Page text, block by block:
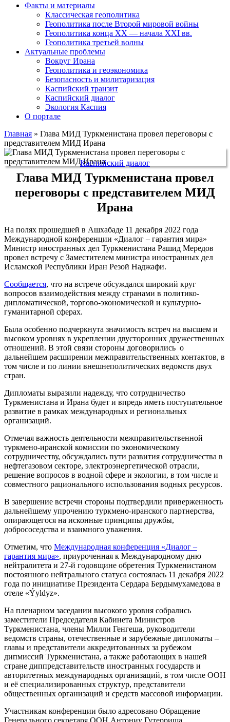
Факты и материалы
Классическая геополитика
Геополитика после Второй мировой войны
Геополитика конца XX — начала XXI вв.
Геополитика третьей волны
Актуальные проблемы
Вокруг Ирана
Геополитика и геоэкономика
Безопасность и милитаризация
Каспийский транзит
Каспийский диалог
Экология Каспия
О портале
Главная » Глава МИД Туркменистана провел переговоры с
представителем МИД Ирана
Каспийский диалог
Глава МИД Туркменистана провел
переговоры с представителем МИД
Ирана
На полях прошедшей в Ашхабаде 11 декабря 2022 года
Международной конференции «Диалог – гарантия мира»
Министр иностранных дел Туркменистана Рашид Мередов
провел встречу с Заместителем министра иностранных дел
Исламской Республики Иран Резой Наджафи.
Сообщается, что на встрече обсуждался широкий круг
вопросов взаимодействия между странами в политико-
дипломатической, торгово-экономической и культурно-
гуманитарной сферах.
Была особенно подчеркнута значимость встреч на высшем и
высоком уровнях в укреплении двусторонних дружественных
отношений. В этой связи стороны договорились о
дальнейшем расширении межправительственных контактов, в
том числе и по линии внешнеполитических ведомств двух
стран.
Дипломаты выразили надежду, что сотрудничество
Туркменистана и Ирана будет и впредь иметь поступательное
развитие в рамках международных и региональных
организаций.
Отмечая важность деятельности межправительственной
туркмено-иранской комиссии по экономическому
сотрудничеству, обсуждались пути развития сотрудничества в
нефтегазовом секторе, электроэнергетической отрасли,
решение вопросов в водной сфере и экологии, в том числе и
совместного рационального использования водных ресурсов.
В завершение встречи стороны подтвердили приверженность
дальнейшему упрочению туркмено-иранского партнерства,
опирающегося на исконные принципы дружбы,
добрососедства и взаимного уважения.
Отметим, что Международная конференция «Диалог –
гарантия мира», приуроченная к Международному дню
нейтралитета и 27-й годовщине обретения Туркменистаном
постоянного нейтрального статуса состоялась 11 декабря 2022
года по инициативе Президента Сердара Бердымухамедова в
отеле «Ýyldyz».
На пленарном заседании высокого уровня собрались
заместители Председателя Кабинета Министров
Туркменистана, члены Милли Генгеша, руководители
ведомств страны, отечественные и зарубежные дипломаты –
главы и представители аккредитованных за рубежом
дипмиссий Туркменистана, а также работающих в нашей
стране диппредставительств иностранных государств и
авторитетных международных организаций, в том числе ООН
и её специализированных структур, представители
общественных организаций и средств массовой информации.
Участникам конференции было адресовано Обращение
Генерального секретаря ООН Антониу Гутерриша.